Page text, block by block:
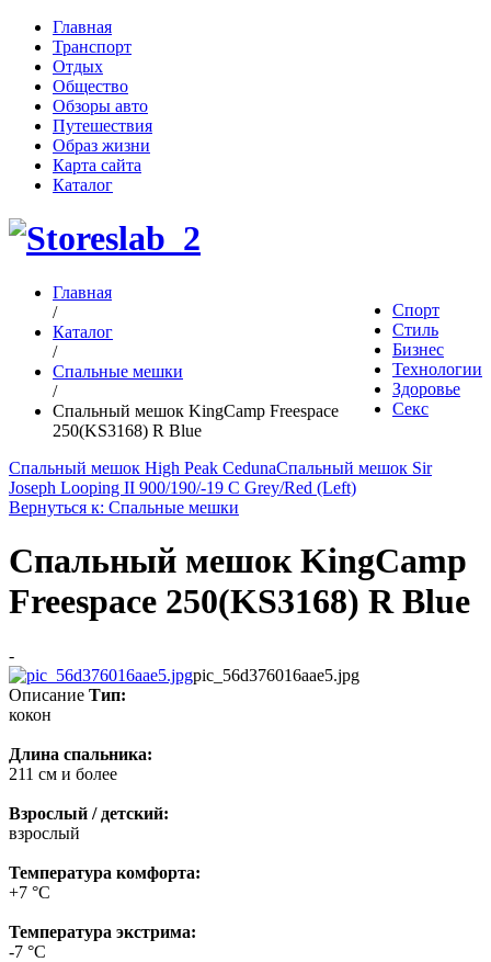
Главная
Транспорт
Отдых
Общество
Обзоры авто
Путешествия
Образ жизни
Карта сайта
Каталог
Спорт
Стиль
Бизнес
Технологии
Здоровье
Секс
Главная
/
Каталог
/
Спальные мешки
/
Спальный мешок KingCamp Freespace
250(KS3168) R Blue
Спальный мешок High Peak CedunaСпальный мешок Sir
Joseph Looping II 900/190/-19 C Grey/Red (Left)
Вернуться к: Спальные мешки
Спальный мешок KingCamp
Freespace 250(KS3168) R Blue
-
pic_56d376016aae5.jpg
Описание Тип:
кокон
Длина спальника:
211 см и более
Взрослый / детский:
взрослый
Температура комфорта:
+7 °С
Температура экстрима:
-7 °C